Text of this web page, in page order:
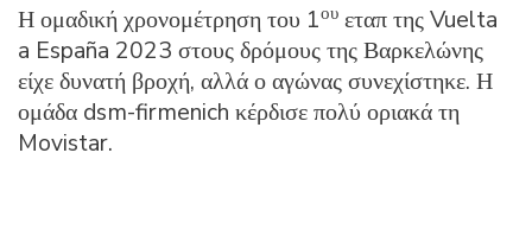
Η ομαδική χρονομέτρηση του 1ου εταπ της Vuelta
a España 2023 στους δρόμους της Βαρκελώνης
είχε δυνατή βροχή, αλλά ο αγώνας συνεχίστηκε. Η
ομάδα dsm-firmenich κέρδισε πολύ οριακά τη
Movistar.